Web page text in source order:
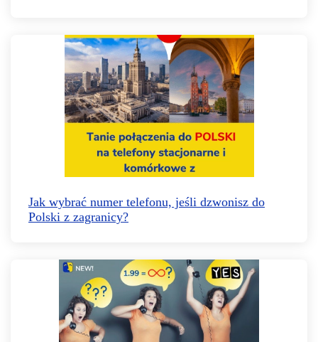
Jak wybrać numer telefonu, jeśli dzwonisz do
Polski z zagranicy?